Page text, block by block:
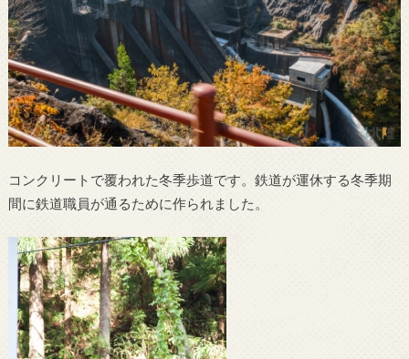
コンクリートで覆われた冬季歩道です。鉄道が運休する冬季期
間に鉄道職員が通るために作られました。